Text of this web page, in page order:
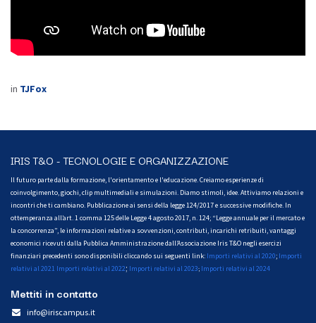
in TJFox
IRIS T&O - TECNOLOGIE E ORGANIZZAZIONE
Il futuro parte dalla formazione, l'orientamento e l'educazione. Creiamo esperienze di
coinvolgimento, giochi, clip multimediali e simulazioni. Diamo stimoli, idee. Attiviamo relazioni e
incontri che ti cambiano. Pubblicazione ai sensi della legge 124/2017 e successive modifiche. In
ottemperanza all’art. 1 comma 125 delle Legge 4 agosto 2017, n. 124; “Legge annuale per il mercato e
la concorrenza”, le informazioni relative a sovvenzioni, contributi, incarichi retribuiti, vantaggi
economici ricevuti dalla Pubblica Amministrazione dall’Associazione Iris T&O negli esercizi
finanziari precedenti sono disponibili cliccando sui seguenti link: Importi relativi al 2020; Importi
relativi al 2021 Importi relativi al 2022; Importi relativi al 2023; Importi relativi al 2024
Mettiti in contatto
info@iriscampus.it